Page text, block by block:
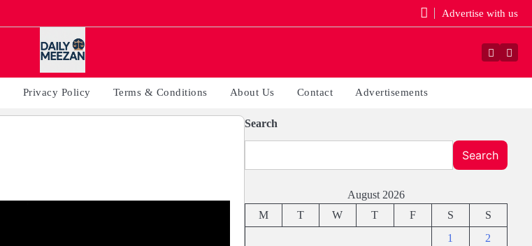
Advertise with us
Facebook
Privacy Policy Terms & Conditions About Us Contact Advertisements
Search
Search
August 2026
M
T W T F S
S
1
2